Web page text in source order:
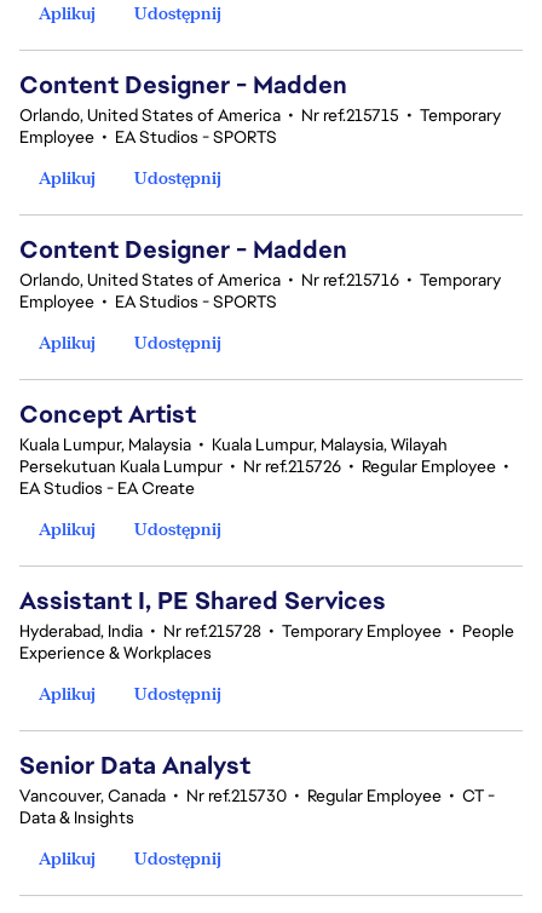
Aplikuj
Udostępnij
Content Designer - Madden
Orlando, United States of America • Nr ref.215715 • Temporary
Employee • EA Studios - SPORTS
Aplikuj
Udostępnij
Content Designer - Madden
Orlando, United States of America • Nr ref.215716 • Temporary
Employee • EA Studios - SPORTS
Aplikuj
Udostępnij
Concept Artist
Kuala Lumpur, Malaysia • Kuala Lumpur, Malaysia, Wilayah
Persekutuan Kuala Lumpur • Nr ref.215726 • Regular Employee •
EA Studios - EA Create
Aplikuj
Udostępnij
Assistant I, PE Shared Services
Hyderabad, India • Nr ref.215728 • Temporary Employee • People
Experience & Workplaces
Aplikuj
Udostępnij
Senior Data Analyst
Vancouver, Canada • Nr ref.215730 • Regular Employee • CT -
Data & Insights
Aplikuj
Udostępnij